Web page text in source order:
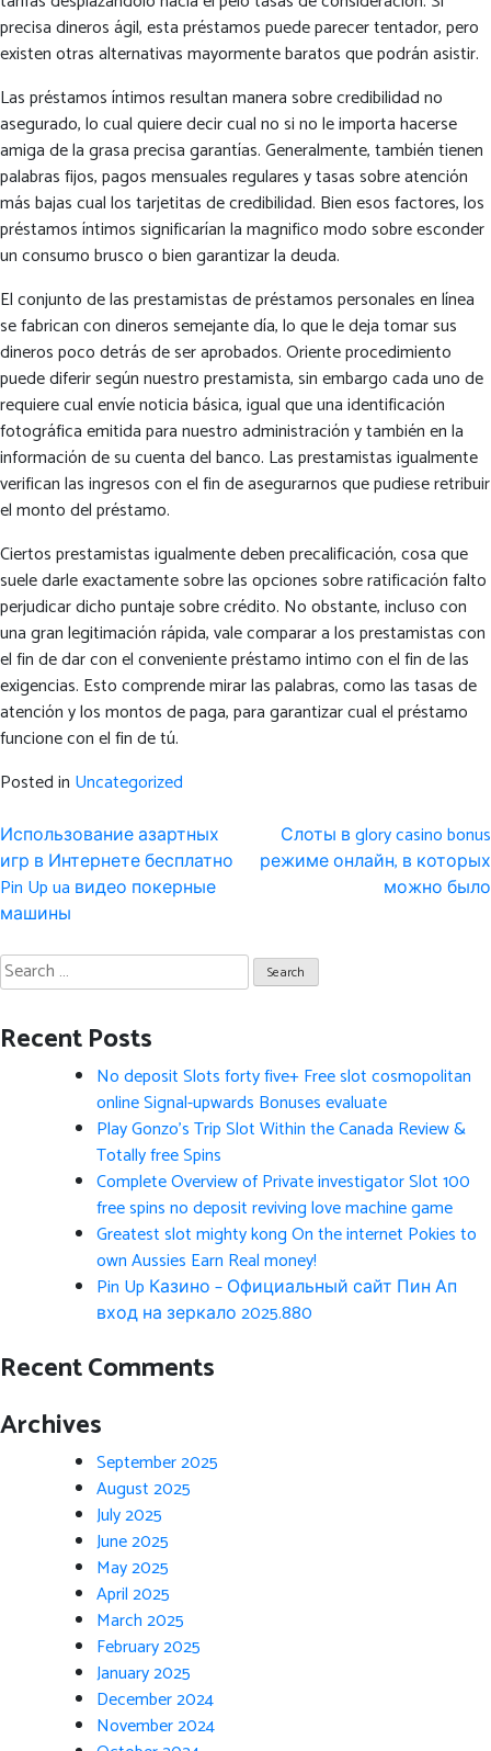
precisa dineros ágil, esta préstamos puede parecer tentador, pero
existen otras alternativas mayormente baratos que podrán asistir.
Las préstamos íntimos resultan manera sobre credibilidad no
asegurado, lo cual quiere decir cual no si no le importa hacerse
amiga de la grasa precisa garantías. Generalmente, también tienen
palabras fijos, pagos mensuales regulares y tasas sobre atención
más bajas cual los tarjetitas de credibilidad. Bien esos factores, los
préstamos íntimos significarían la magnifico modo sobre esconder
un consumo brusco o bien garantizar la deuda.
El conjunto de las prestamistas de préstamos personales en línea
se fabrican con dineros semejante día, lo que le deja tomar sus
dineros poco detrás de ser aprobados. Oriente procedimiento
puede diferir según nuestro prestamista, sin embargo cada uno de
requiere cual envíe noticia básica, igual que una identificación
fotográfica emitida para nuestro administración y también en la
información de su cuenta del banco. Las prestamistas igualmente
verifican las ingresos con el fin de asegurarnos que pudiese retribuir
el monto del préstamo.
Ciertos prestamistas igualmente deben precalificación, cosa que
suele darle exactamente sobre las opciones sobre ratificación falto
perjudicar dicho puntaje sobre crédito. No obstante, incluso con
una gran legitimación rápida, vale comparar a los prestamistas con
el fin de dar con el conveniente préstamo intimo con el fin de las
exigencias. Esto comprende mirar las palabras, como las tasas de
atención y los montos de paga, para garantizar cual el préstamo
funcione con el fin de tú.
Posted in Uncategorized
Post
navigation
Использование азартных
игр в Интернете бесплатно
Pin Up ua видео покерные
машины
Слоты в glory casino bonus
режиме онлайн, в которых
можно было
Search
for:
Recent Posts
No deposit Slots forty five+ Free slot cosmopolitan
online Signal-upwards Bonuses evaluate
Play Gonzo’s Trip Slot Within the Canada Review &
Totally free Spins
Complete Overview of Private investigator Slot 100
free spins no deposit reviving love machine game
Greatest slot mighty kong On the internet Pokies to
own Aussies Earn Real money!
Pin Up Казино – Официальный сайт Пин Ап
вход на зеркало 2025.880
Recent Comments
Archives
September 2025
August 2025
July 2025
June 2025
May 2025
April 2025
March 2025
February 2025
January 2025
December 2024
November 2024